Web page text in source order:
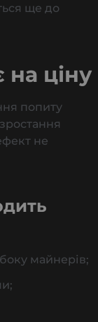
ще до
на ціну
попиту
не
майнерів;